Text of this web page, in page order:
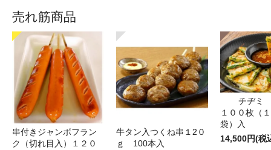
売れ筋商品
串付きジャンボフラン
ク（切れ目入）１２０
牛タン入つくね串１2０
ｇ 100本入
チヂミ
１００枚（
袋）入
14,500円(税